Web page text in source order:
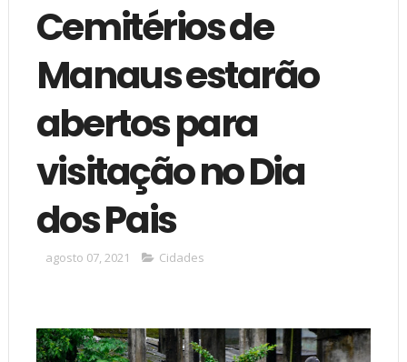
Cemitérios de
Manaus estarão
abertos para
visitação no Dia
dos Pais
agosto 07, 2021 Cidades